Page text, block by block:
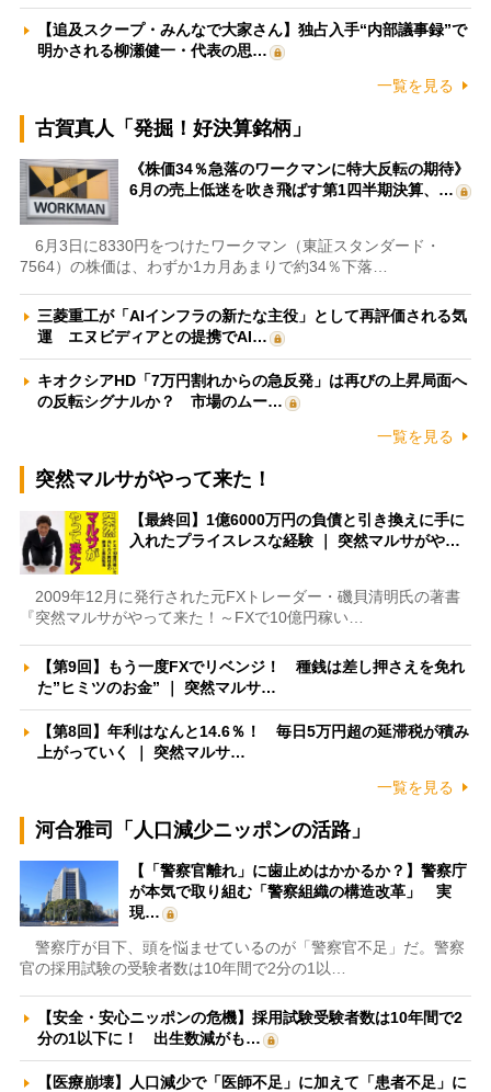
【追及スクープ・みんなで大家さん】独占入手“内部議事録”で
明かされる柳瀬健一・代表の思…
一覧を見る
古賀真人「発掘！好決算銘柄」
《株価34％急落のワークマンに特大反転の期待》
6月の売上低迷を吹き飛ばす第1四半期決算、…
6月3日に8330円をつけたワークマン（東証スタンダード・
7564）の株価は、わずか1カ月あまりで約34％下落…
三菱重工が「AIインフラの新たな主役」として再評価される気
運 エヌビディアとの提携でAI…
キオクシアHD「7万円割れからの急反発」は再びの上昇局面へ
の反転シグナルか？ 市場のムー…
一覧を見る
突然マルサがやって来た！
【最終回】1億6000万円の負債と引き換えに手に
入れたプライスレスな経験 ｜ 突然マルサがや…
2009年12月に発行された元FXトレーダー・磯貝清明氏の著書
『突然マルサがやって来た！～FXで10億円稼い…
【第9回】もう一度FXでリベンジ！ 種銭は差し押さえを免れ
た”ヒミツのお金” ｜ 突然マルサ…
【第8回】年利はなんと14.6％！ 毎日5万円超の延滞税が積み
上がっていく ｜ 突然マルサ…
一覧を見る
河合雅司「人口減少ニッポンの活路」
【「警察官離れ」に歯止めはかかるか？】警察庁
が本気で取り組む「警察組織の構造改革」 実
現…
警察庁が目下、頭を悩ませているのが「警察官不足」だ。警察
官の採用試験の受験者数は10年間で2分の1以…
【安全・安心ニッポンの危機】採用試験受験者数は10年間で2
分の1以下に！ 出生数減がも…
【医療崩壊】人口減少で「医師不足」に加えて「患者不足」に